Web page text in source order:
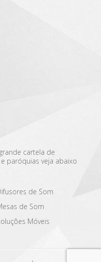
cartela de
paróquias veja abaixo
de Som
de Som
Móveis